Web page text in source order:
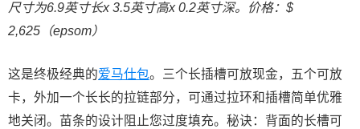
尺寸为6.9英寸长x 3.5英寸高x 0.2英寸深。价格：$
2,625（epsom）
这是终极经典的爱马仕包。三个长插槽可放现金，五个可放
卡，外加一个长长的拉链部分，可通过拉环和插槽简单优雅
地关闭。苗条的设计阻止您过度填充。秘诀：背面的长槽可